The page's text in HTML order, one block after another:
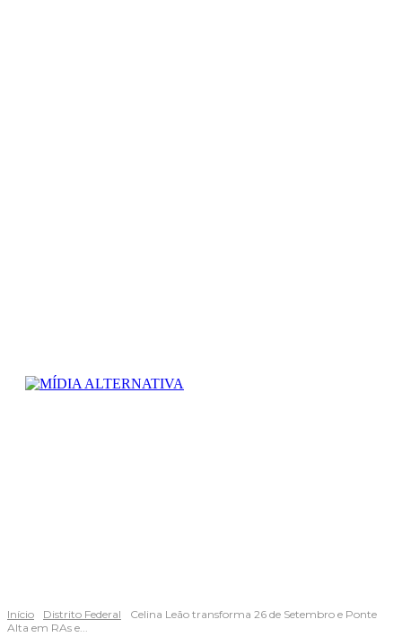
Início Distrito Federal
Celina Leão transforma 26 de Setembro e Ponte
Alta em RAs e...